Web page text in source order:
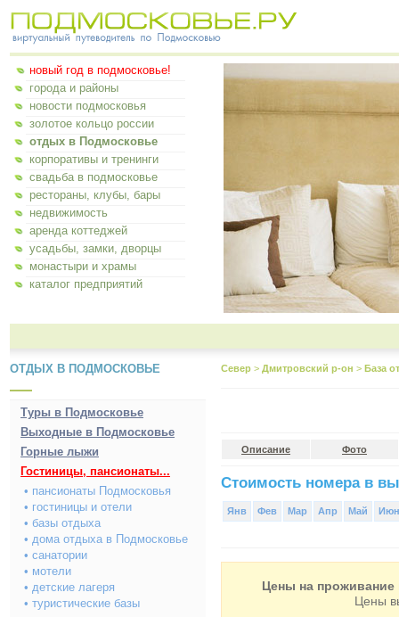
новый год в подмосковье!
города и районы
новости подмосковья
золотое кольцо россии
отдых в Подмосковье
корпоративы и тренинги
свадьба в подмосковье
рестораны, клубы, бары
недвижимость
аренда коттеджей
усадьбы, замки, дворцы
монастыри и храмы
каталог предприятий
ОТДЫХ В ПОДМОСКОВЬЕ
Туры в Подмосковье
Выходные в Подмосковье
Горные лыжи
Гостиницы, пансионаты...
• пансионаты Подмосковья
• гостиницы и отели
• базы отдыха
• дома отдыха в Подмосковье
• санатории
• мотели
• детские лагеря
• туристические базы
Север > Дмитровский р-он > База
Описание Фото
Стоимость номера в
Янв Фев Мар Апр Май Июн
Цены на проживание
Цены